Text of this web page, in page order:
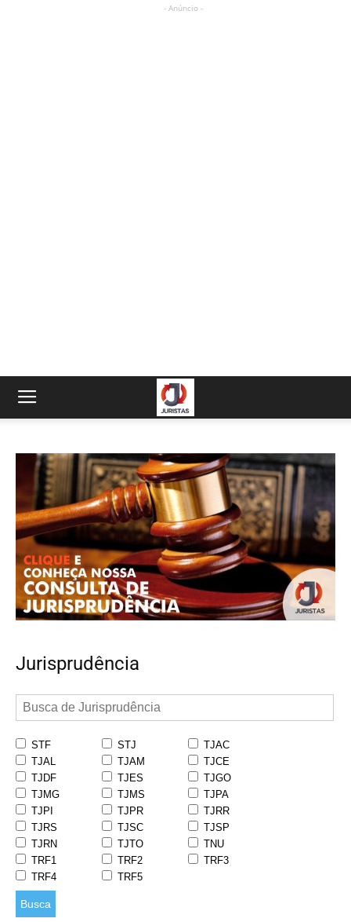
- Anúncio -
Jurisprudência
STF STJ
TJAC
TJAL
TJAM
TJCE
TJDF
TJES
TJGO
TJMG
TJMS
TJPA
TJPI
TJPR
TJRR
TJRS
TJSC
TJSP
TJRN
TJTO
TNU
TRF1
TRF2
TRF3
TRF4
TRF5
Busca